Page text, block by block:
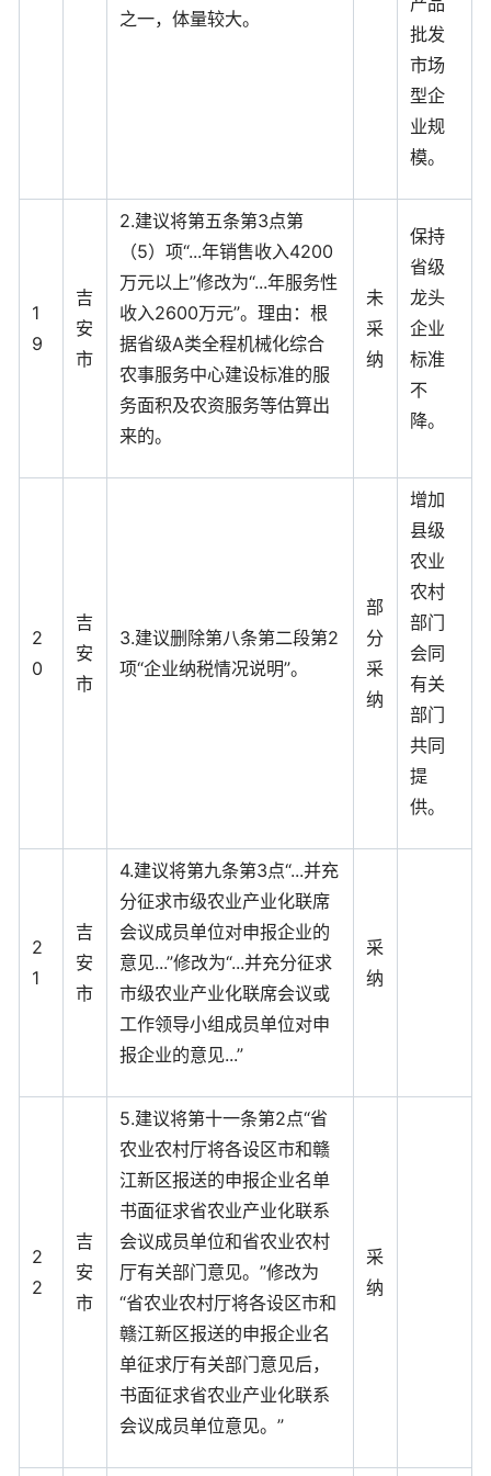
之一，体量较大。
批发
市场
型企
业规
模。
1
9
吉
安
市
2.建议将第五条第3点第
（5）项“...年销售收入4200
万元以上”修改为“...年服务性
收入2600万元”。理由：根
据省级A类全程机械化综合
农事服务中心建设标准的服
务面积及农资服务等估算出
来的。
未
采
纳
保持
省级
龙头
企业
标准
不
降。
2
0
吉
安
市
3.建议删除第八条第二段第2
项“企业纳税情况说明”。
部
分
采
纳
增加
县级
农业
农村
部门
会同
有关
部门
共同
提
供。
2
1
吉
安
市
4.建议将第九条第3点“...并充
分征求市级农业产业化联席
会议成员单位对申报企业的
意见...”修改为“...并充分征求
市级农业产业化联席会议或
工作领导小组成员单位对申
报企业的意见...”
采
纳
2
2
吉
安
市
5.建议将第十一条第2点“省
农业农村厅将各设区市和赣
江新区报送的申报企业名单
书面征求省农业产业化联系
会议成员单位和省农业农村
厅有关部门意见。”修改为
“省农业农村厅将各设区市和
赣江新区报送的申报企业名
单征求厅有关部门意见后，
书面征求省农业产业化联系
会议成员单位意见。”
采
纳